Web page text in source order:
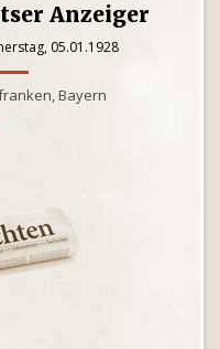
Anzeiger
05.01.1928
Bayern